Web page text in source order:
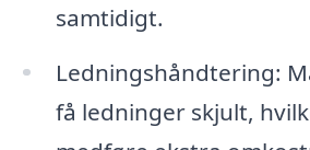
samtidigt.
Ledningshåndtering:
få ledninger skjult,